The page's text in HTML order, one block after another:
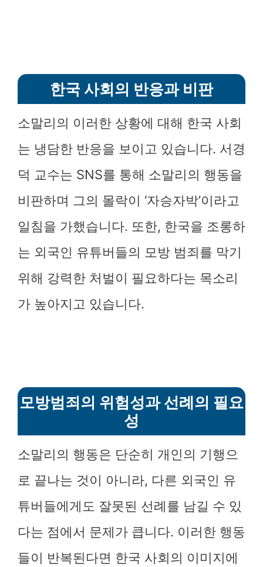
한국 사회의 반응과 비판
소말리의 이러한 상황에 대해 한국 사회
는 냉담한 반응을 보이고 있습니다. 서경
덕 교수는 SNS를 통해 소말리의 행동을
비판하며 그의 몰락이 ‘자승자박’이라고
일침을 가했습니다. 또한, 한국을 조롱하
는 외국인 유튜버들의 모방 범죄를 막기
위해 강력한 처벌이 필요하다는 목소리
가 높아지고 있습니다.
모방범죄의 위험성과 선례의 필요
성
소말리의 행동은 단순히 개인의 기행으
로 끝나는 것이 아니라, 다른 외국인 유
튜버들에게도 잘못된 선례를 남길 수 있
다는 점에서 문제가 큽니다. 이러한 행동
들이 반복된다면 한국 사회의 이미지에